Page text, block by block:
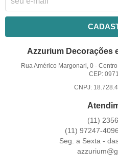
Azzurium Decorações
Rua Américo Margonari, 0 -
CEP:
CNPJ:
(11)
(11) 97247-4096
Seg. a Sexta -